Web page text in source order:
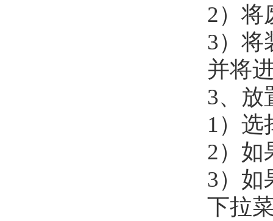
2）将
3）将
并将
3、放
1）选
2）如
3）如
下拉